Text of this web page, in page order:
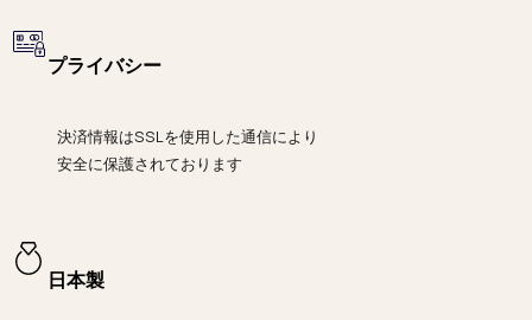
プライバシー
決済情報はSSLを使用した通信により
安全に保護されております
日本製